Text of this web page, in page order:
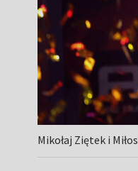
Mikołaj Ziętek i